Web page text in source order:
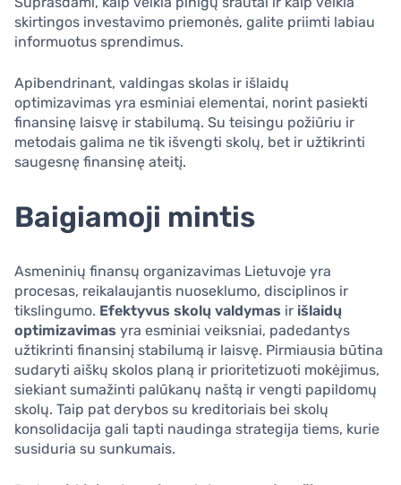
skirtingos investavimo priemonės, galite priimti labiau
informuotus sprendimus.
Apibendrinant, valdingas skolas ir išlaidų
optimizavimas yra esminiai elementai, norint pasiekti
finansinę laisvę ir stabilumą. Su teisingu požiūriu ir
metodais galima ne tik išvengti skolų, bet ir užtikrinti
saugesnę finansinę ateitį.
Baigiamoji mintis
Asmeninių finansų organizavimas Lietuvoje yra
procesas, reikalaujantis nuoseklumo, disciplinos ir
tikslingumo. Efektyvus skolų valdymas ir išlaidų
optimizavimas yra esminiai veiksniai, padedantys
užtikrinti finansinį stabilumą ir laisvę. Pirmiausia būtina
sudaryti aiškų skolos planą ir prioritetizuoti mokėjimus,
siekiant sumažinti palūkanų naštą ir vengti papildomų
skolų. Taip pat derybos su kreditoriais bei skolų
konsolidacija gali tapti naudinga strategija tiems, kurie
susiduria su sunkumais.